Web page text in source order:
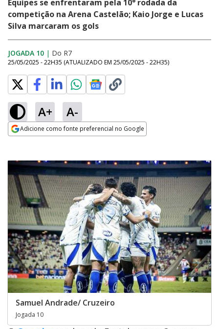
Equipes se enfrentaram pela 10° rodada da
competição na Arena Castelão; Kaio Jorge e Lucas
Silva marcaram os gols
JOGADA 10 | Do R7
25/05/2025 - 22H35 (ATUALIZADO EM 25/05/2025 - 22H35)
A+ A-
Adicione como fonte preferencial no Google
Samuel Andrade/ Cruzeiro
Jogada 10